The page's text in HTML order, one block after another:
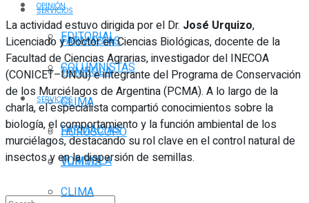
SERVICIOS
FARMACIAS
TOMBOLA
CLIMA
HORÓSCOPO
VUELOS
OPINIÓN
EDITORIAL
COLUMNISTAS
SERVICIOS
FARMACIAS
TOMBOLA
CLIMA
La actividad estuvo dirigida por el Dr. José Urquizo,
Licenciado y Doctor en Ciencias Biológicas, docente de la
Facultad de Ciencias Agrarias, investigador del INECOA
(CONICET–UNJu) e integrante del Programa de Conservación
de los Murciélagos de Argentina (PCMA). A lo largo de la
charla, el especialista compartió conocimientos sobre la
biología, el comportamiento y la función ambiental de los
murciélagos, destacando su rol clave en el control natural de
insectos y en la dispersión de semillas.